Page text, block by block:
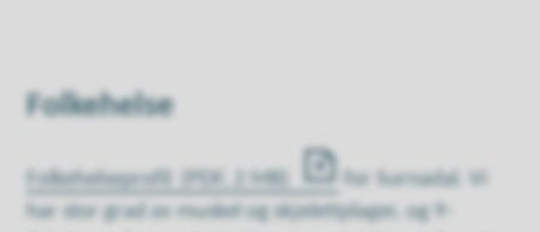
Folkehelse
Folkehelseprofil (PDF, 2 MB)
for Surnadal. Vi
har stor grad av muskel og skjelettplager, og 9-